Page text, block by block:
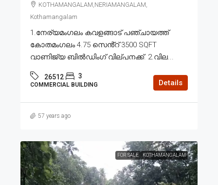
KOTHAMANGALAM,NERIAMANGALAM,
Kothamangalam
1.നേര്യമംഗലം കവളങ്ങാട് പഞ്ചായത്ത്
കോതമംഗലം 4.75 സെൻ്റ് 3500 SQFT
വാണിജ്യ ബിൽഡിംഗ് വില്പനക്ക്. 2.വില...
26512 3
COMMERCIAL BUILDING Details
57 years ago
FOR SALE KOTHAMANGALAM